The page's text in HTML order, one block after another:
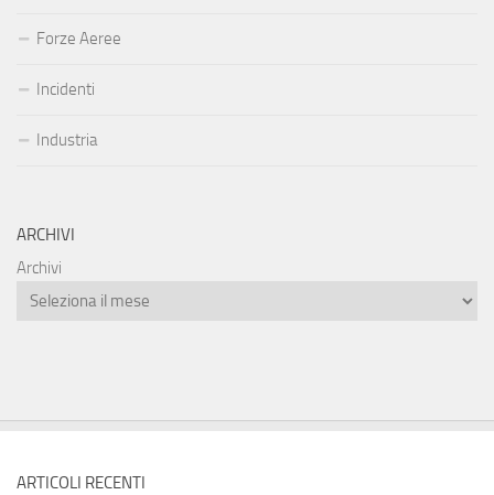
Forze Aeree
Incidenti
Industria
ARCHIVI
Archivi
ARTICOLI RECENTI